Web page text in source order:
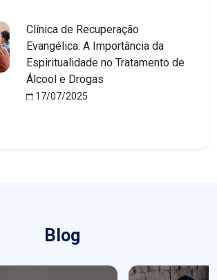
Clínica de Recuperação
Evangélica: A Importância da
Espiritualidade no Tratamento de
Álcool e Drogas
17/07/2025
Blog